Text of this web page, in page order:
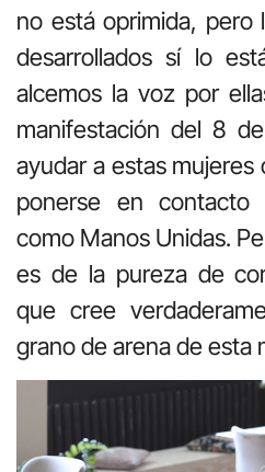
no está oprimida, pero
desarrollados sí lo
alcemos la voz por
manifestación del 8
ayudar a estas mujeres
ponerse en contacto
como Manos Unidas.
es de la pureza de
que cree
grano de arena de esta